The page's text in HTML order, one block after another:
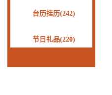
台历挂历(242)
节日礼品(220)